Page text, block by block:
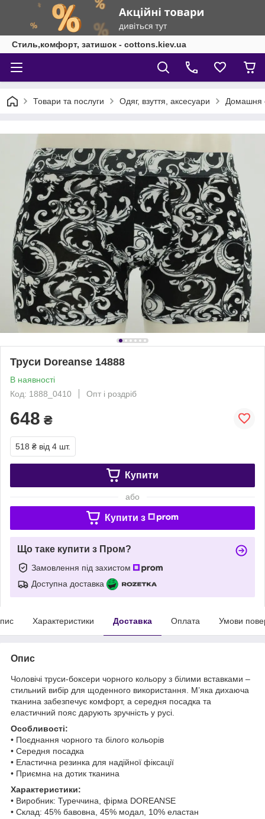
Стиль,комфорт, затишок - cottons.kiev.ua
Товари та послуги Одяг, взуття, аксесуари Домашня
Труси Doreanse 14888
В наявності
Код: 1888_0410
Опт і роздріб
648 ₴
518 ₴ від 4 шт.
Купити
або
Купити з
Що таке купити з Пром?
Замовлення під захистом
Доступна доставка
Характеристики Доставка Оплата Умови
Опис
Чоловічі труси-боксери чорного кольору з білими вставками –
стильний вибір для щоденного використання. М’яка дихаюча
тканина забезпечує комфорт, а середня посадка та
еластичний пояс дарують зручність у русі.
Особливості:
• Поєднання чорного та білого кольорів
• Середня посадка
• Еластична резинка для надійної фіксації
• Приємна на дотик тканина
Характеристики:
• Виробник: Туреччина, фірма DOREANSE
• Склад: 45% бавовна, 45% модал, 10% еластан